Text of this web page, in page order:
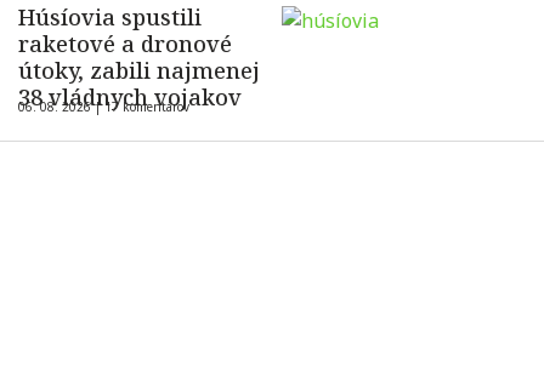
Húsíovia spustili
raketové a dronové
útoky, zabili najmenej
38 vládnych vojakov
06. 08. 2026 |17 komentárov